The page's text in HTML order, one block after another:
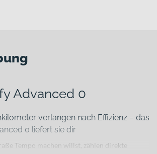
Advanced 0
verlangen nach Effizienz – das
0 liefert sie dir
Tempo machen willst, zählen direkte